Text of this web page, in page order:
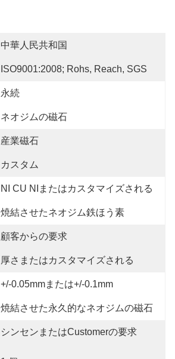
中華人民共和国
ISO9001:2008; Rohs, Reach, SGS
永続
ネオジムの磁石
産業磁石
カスタム
NI CU NIまたはカスタマイズされる
焼結させたネオジム鉄ほう素
顧客からの要求
厚さまたはカスタマイズされる
+/-0.05mmまたは+/-0.1mm
焼結させた永久的なネオジムの磁石
シンセンまたはcustomerの要求